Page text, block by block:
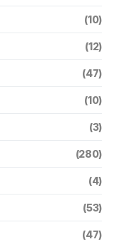
(10)
(12)
(47)
(10)
(3)
(280)
(4)
(53)
(47)